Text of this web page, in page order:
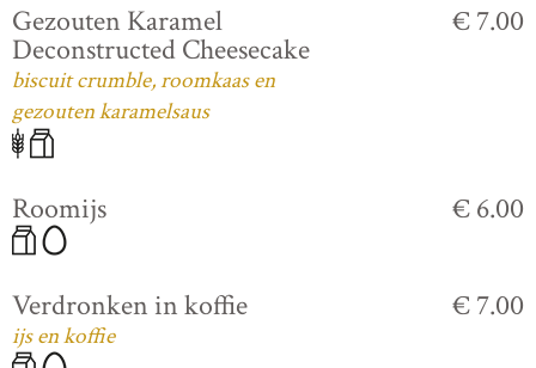
Gezouten Karamel
Deconstructed Cheesecake
biscuit crumble, roomkaas en
gezouten karamelsaus
€ 7.00
Roomijs € 6.00
Verdronken in koffie
ijs en koffie
€ 7.00